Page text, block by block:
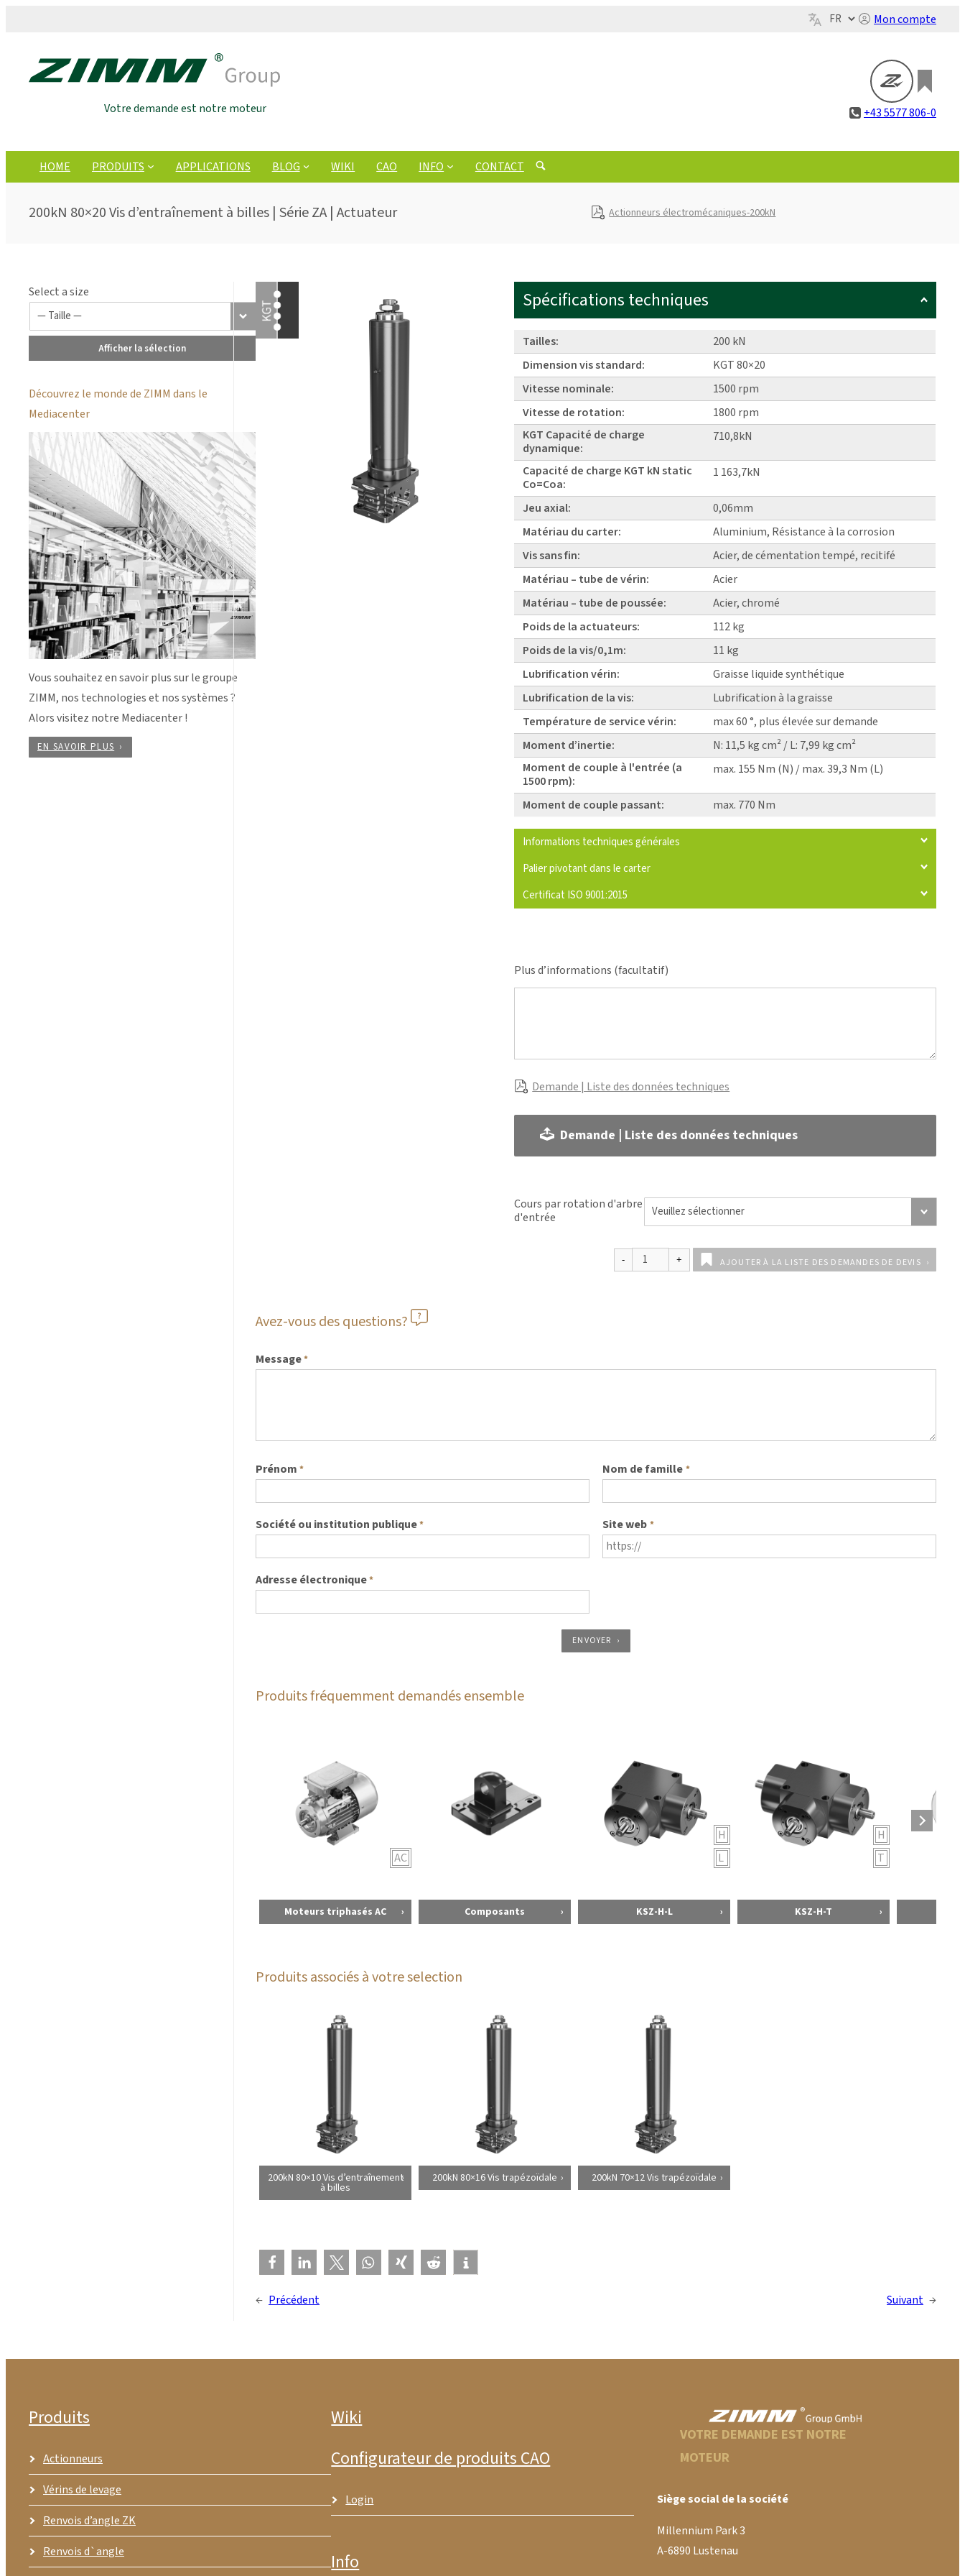
Mon compte
Votre demande est notre moteur +43 5577 806-0
HOME PRODUITS APPLICATIONS BLOG WIKI CAO INFO CONTACT
200kN 80×20 Vis d’entraînement à billes | Série ZA | Actuateur Actionneurs électromécaniques-200kN
Select a size
Afficher la sélection
Découvrez le monde de ZIMM dans le
Mediacenter
Vous souhaitez en savoir plus sur le groupe
ZIMM, nos technologies et nos systèmes ?
Alors visitez notre Mediacenter !
EN SAVOIR PLUS
Spécifications techniques
Tailles:
200 kN
Dimension vis standard:
KGT 80×20
Vitesse nominale:
1500 rpm
Vitesse de rotation:
1800 rpm
KGT Capacité de charge
dynamique:
710,8kN
Capacité de charge KGT kN static
Co=Coa:
1 163,7kN
Jeu axial:
0,06mm
Matériau du carter:
Aluminium, Résistance à la corrosion
Vis sans fin:
Acier, de cémentation tempé, recitifé
Matériau – tube de vérin:
Acier
Matériau – tube de poussée:
Acier, chromé
Poids de la actuateurs:
112 kg
Poids de la vis/0,1m:
11 kg
Lubrification vérin:
Graisse liquide synthétique
Lubrification de la vis:
Lubrification à la graisse
Température de service vérin:
max 60 °, plus élevée sur demande
Moment d’inertie:
N: 11,5 kg cm² / L: 7,99 kg cm²
Moment de couple à l'entrée (a
1500 rpm):
max. 155 Nm (N) / max. 39,3 Nm (L)
Moment de couple passant: max. 770 Nm
Informations techniques générales
Palier pivotant dans le carter
Certificat ISO 9001:2015
Plus d’informations (facultatif)
Demande | Liste des données techniques
Demande | Liste des données techniques
Cours par rotation d'arbre
d'entrée
AJOUTER À LA LISTE DES DEMANDES DE DEVIS
Avez-vous des questions?
Message*
Prénom * Nom de famille *
Société ou institution publique* Site web *
Adresse électronique*
ENVOYER
Produits fréquemment demandés ensemble
AC
Moteurs triphasés AC Composants
H
L
KSZ-H-L
H
T
KSZ-H-T
Produits associés à votre selection
200kN 80×10 Vis d’entraînement
à billes
200kN 80×16 Vis trapézoïdale 200kN 70×12 Vis trapézoïdale
← Précédent Suivant →
Produits
Actionneurs
Vérins de levage
Renvois d’angle ZK
Renvois d`angle
Wiki
Configurateur de produits CAO
Login
Info
VOTRE DEMANDE EST NOTRE
MOTEUR
Siège social de la société
Millennium Park 3
A-6890 Lustenau